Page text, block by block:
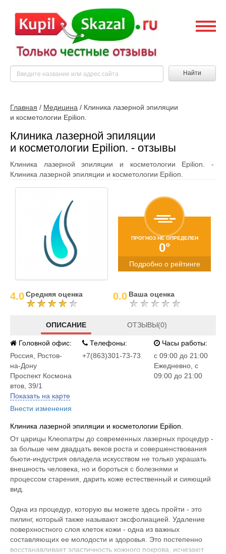
Найти
Главная / Медицина / Клиника лазерной эпиляции
и косметологии Epilion.
Клиника лазерной эпиляции
и косметологии Epilion. - отзывы
Клиника лазерной эпиляции и косметологии Epilion. -
Клиника лазерной эпиляции и косметологии Epilion.
ПРОГНОЗ НЕ ОПРЕДЕЛЕН
0°
Подробно о рейтинге
4.0Средняя оценка 0.0 Ваша оценка
ОПИСАНИЕ ОТЗЫВЫ(0)
Головной офис:
Россия
Ростов-
на-Дону
Проспект Космона
втов, 39/1
Показать на карте
Внести изменения
Телефоны:
+7(863)301-73-73
Часы работы:
c 09:00 до 21:00
Ежедневно, с
09:00 до 21:00
Клиника лазерной эпиляции и косметологии Epilion.
От царицы Клеопатры до современных лазерных процедур -
за больше чем двадцать веков роста и совершенствования
бьюти-индустрия овладела искусством не только украшать
внешность человека, но и бороться с болезнями и
процессом старения, дарить коже естественный и сияющий
вид.
Одна из процедур, которую вы можете здесь пройти - это
пилинг, который также называют эксфолиацией. Удаление
поверхностного слоя клеток кожи - одна из важных
составляющих ее молодости и здоровья. Это постепенно
восстанавливает эластичность кожного покрова, исчезают